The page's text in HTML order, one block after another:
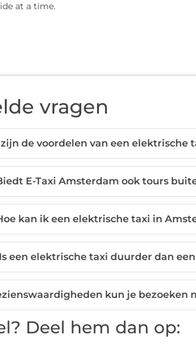
at a time.
vragen
de voordelen van een elektrische
E-Taxi Amsterdam ook tours
kan ik een elektrische taxi in
Is een elektrische taxi duurder dan
kun je bezoeken
Deel hem dan op: